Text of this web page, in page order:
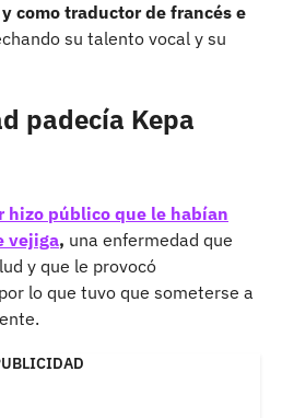
como traductor de francés e
su talento vocal y su
padecía Kepa
hizo público que le habían
vejiga, una enfermedad que
y que le provocó
lo que tuvo que someterse a